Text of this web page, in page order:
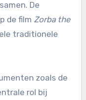
De
de film Zorba the
traditionele
zoals de
rol bij